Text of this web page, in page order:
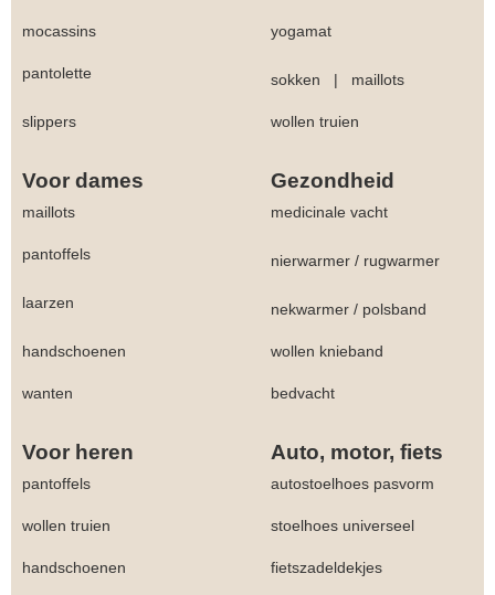
mocassins yogamat
pantolette sokken | maillots
slippers wollen truien
Voor dames Gezondheid
maillots medicinale vacht
pantoffels nierwarmer / rugwarmer
laarzen nekwarmer / polsband
handschoenen wollen knieband
wanten bedvacht
Voor heren Auto, motor, fiets
pantoffels autostoelhoes pasvorm
wollen truien stoelhoes universeel
handschoenen fietszadeldekjes